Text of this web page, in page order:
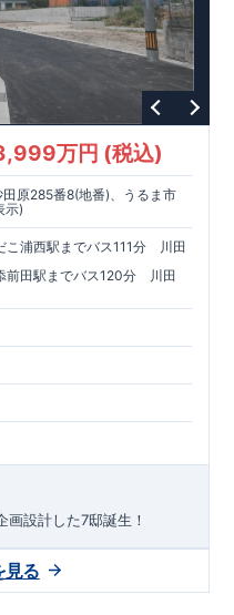
万円 (税込)
原285番8(地番)、うるま市
示)
こ浦西駅までバス111分 川田
前田駅までバス120分 川田
設計した7邸誕生！
見る